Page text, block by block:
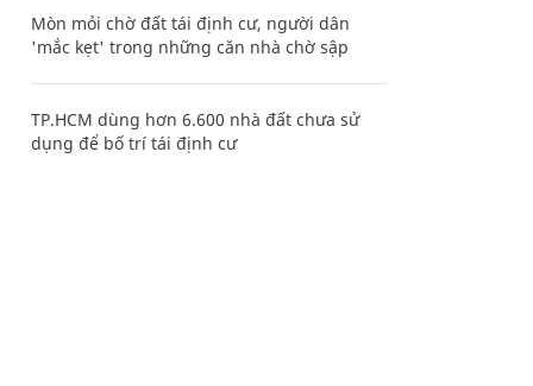
Mòn mỏi chờ đất tái định cư, người dân
'mắc kẹt' trong những căn nhà chờ sập
TP.HCM dùng hơn 6.600 nhà đất chưa sử
dụng để bố trí tái định cư